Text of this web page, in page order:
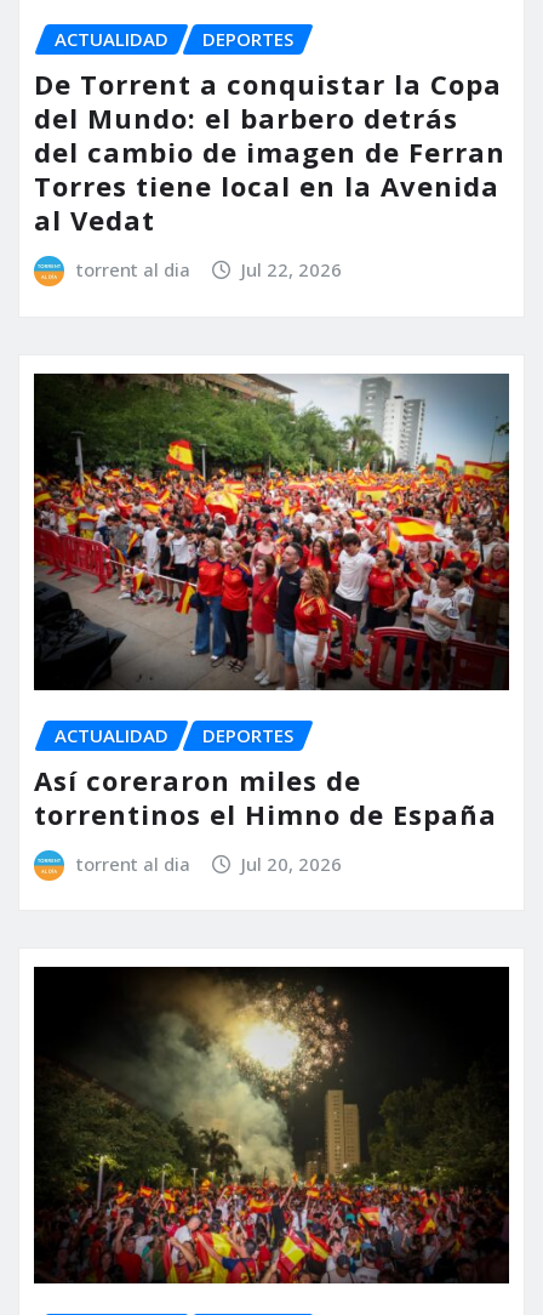
ACTUALIDAD DEPORTES
De Torrent a conquistar la Copa
del Mundo: el barbero detrás
del cambio de imagen de Ferran
Torres tiene local en la Avenida
al Vedat
torrent al dia Jul 22, 2026
ACTUALIDAD DEPORTES
Así coreraron miles de
torrentinos el Himno de España
torrent al dia Jul 20, 2026